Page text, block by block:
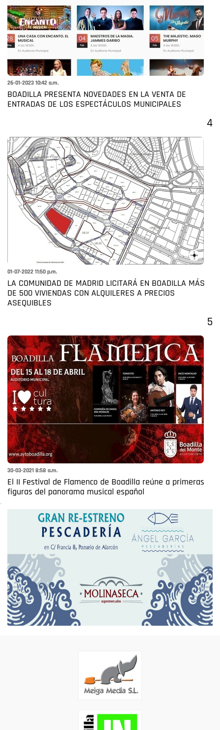
26-01-2023 10:42 a.m.
BOADILLA PRESENTA NOVEDADES EN LA VENTA DE
ENTRADAS DE LOS ESPECTÁCULOS MUNICIPALES
4
01-07-2022 11:50 p.m.
LA COMUNIDAD DE MADRID LICITARÁ EN BOADILLA MÁS
DE 500 VIVIENDAS CON ALQUILERES A PRECIOS
ASEQUIBLES
5
30-03-2021 8:58 a.m.
El II Festival de Flamenco de Boadilla reúne a primeras
figuras del panorama musical español